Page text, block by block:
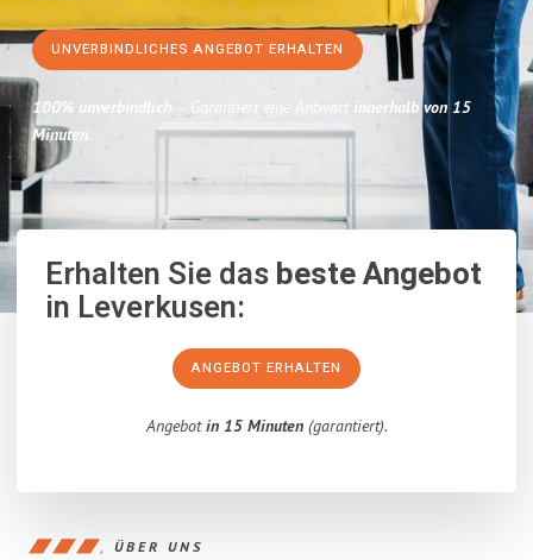
UNVERBINDLICHES ANGEBOT ERHALTEN
100% unverbindlich – Garantiert eine Antwort innerhalb von 15
Minuten.
Erhalten Sie dasbeste Angebot
in Leverkusen:
ANGEBOT ERHALTEN
Angebotin 15 Minuten(garantiert).
ÜBER UNS